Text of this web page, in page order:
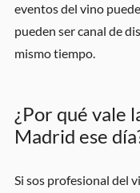
eventos del vino
pueden ser canal de
mismo tiempo.
¿Por qué vale
Madrid ese
Si sos profesional del